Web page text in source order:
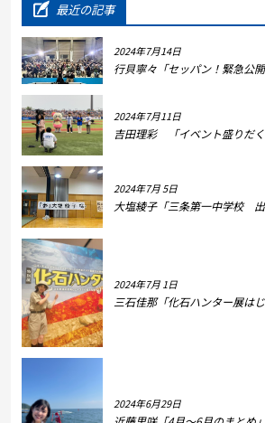
最近の記事
2024年7月14日
行貝寧々「セッパン！緊急公開
2024年7月11日
吉田理彩 「イベント盛りだく
2024年7月 5日
大塩綾子「三条第一中学校 出
2024年7月 1日
三石佳那「化石ハンター展は
2024年6月29日